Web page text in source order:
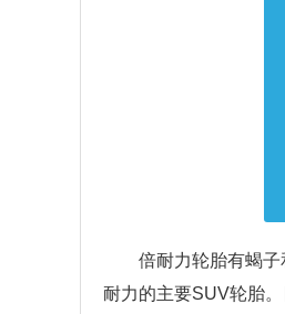
倍耐力轮胎有蝎
耐力的主要SUV轮胎